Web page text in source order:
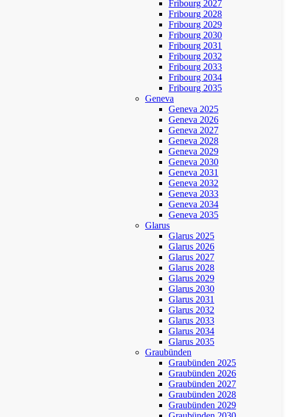
Fribourg 2027
Fribourg 2028
Fribourg 2029
Fribourg 2030
Fribourg 2031
Fribourg 2032
Fribourg 2033
Fribourg 2034
Fribourg 2035
Geneva
Geneva 2025
Geneva 2026
Geneva 2027
Geneva 2028
Geneva 2029
Geneva 2030
Geneva 2031
Geneva 2032
Geneva 2033
Geneva 2034
Geneva 2035
Glarus
Glarus 2025
Glarus 2026
Glarus 2027
Glarus 2028
Glarus 2029
Glarus 2030
Glarus 2031
Glarus 2032
Glarus 2033
Glarus 2034
Glarus 2035
Graubünden
Graubünden 2025
Graubünden 2026
Graubünden 2027
Graubünden 2028
Graubünden 2029